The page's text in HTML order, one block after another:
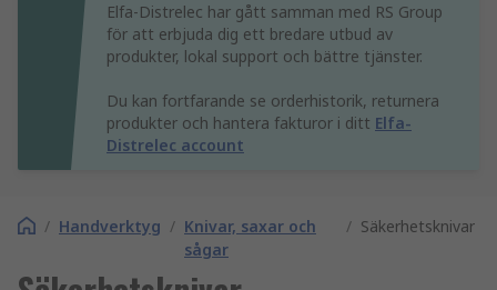
Elfa-Distrelec har gått samman med RS Group
för att erbjuda dig ett bredare utbud av
produkter, lokal support och bättre tjänster.
Du kan fortfarande se orderhistorik, returnera
produkter och hantera fakturor i ditt Elfa-
Distrelec account
/ Handverktyg / Knivar, saxar och
sågar
/ Säkerhetsknivar